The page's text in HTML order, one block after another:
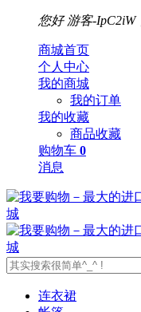
您好 游客-
商城首页
个人中心
我的商城
我的订单
我的收藏
商品收藏
购物车 0
消息
连衣裙